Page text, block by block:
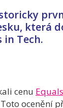
která
in Tech.
cenu
ocenění